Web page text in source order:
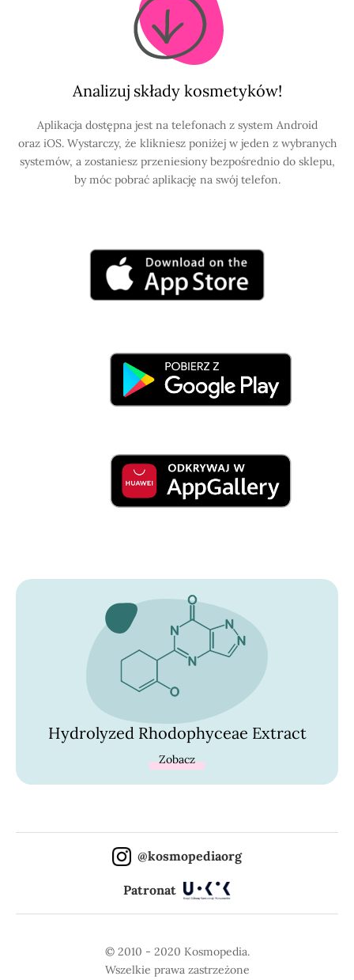
Analizuj składy kosmetyków!
Aplikacja dostępna jest na telefonach z system Android
oraz iOS. Wystarczy, że klikniesz poniżej w jeden z wybranych
systemów, a zostaniesz przeniesiony bezpośrednio do sklepu,
by móc pobrać aplikację na swój telefon.
Hydrolyzed Rhodophyceae Extract
Zobacz
@kosmopediaorg
Patronat
© 2010 - 2020 Kosmopedia.
Wszelkie prawa zastrzeżone